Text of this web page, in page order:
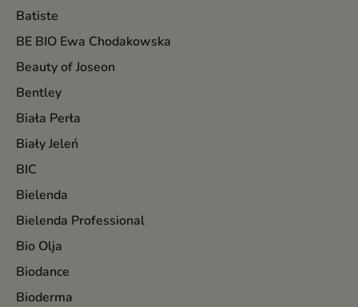
Batiste
BE BIO Ewa Chodakowska
Beauty of Joseon
Bentley
Biała Perła
Biały Jeleń
BIC
Bielenda
Bielenda Professional
Bio Olja
Biodance
Bioderma